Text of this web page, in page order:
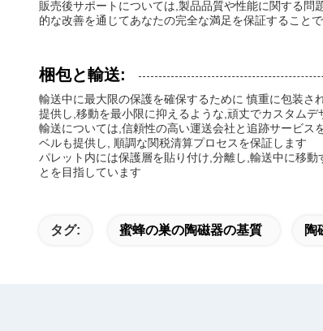
販売後サポートについては,製品品質や性能に関する
的な改善を通じてあなたの完全な満足を保証することで
梱包と輸送:
輸送中に最大限の保護を確保するために 慎重に包装
提供し,移動を最小限に抑えるような,頑丈でカスタムデ
輸送については,信頼性の高い運送会社と追跡サービ
ベルも提供し, 順調な関税清算プロセスを保証します
パレット内には保護層を貼り付け,分離し,輸送中に移
とを目指しています
タグ: 蜜蜂の巣の陶磁器の基質 陶